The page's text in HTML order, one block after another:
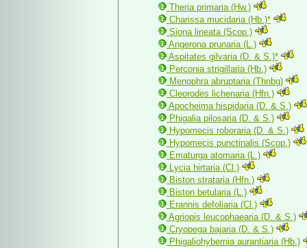
Theria primaria (Hw.)
Charissa mucidaria (Hb.)*
Siona lineata (Scop.)
Angerona prunaria (L.)
Aspitates gilvaria (D. & S.)*
Perconia strigillaria (Hb.)
Menophra abruptaria (Thnbg)
Cleorodes lichenaria (Hfn.)
Apocheima hispidaria (D. & S.)
Phigalia pilosaria (D. & S.)
Hypomecis roboraria (D. & S.)
Hypomecis punctinalis (Scop.)
Ematurga atomaria (L.)
Lycia hirtaria (Cl.)
Biston strataria (Hfn.)
Biston betularia (L.)
Erannis defoliaria (Cl.)
Agriopis leucophaearia (D. & S.)
Cryopega bajaria (D. & S.)
Phigaliohybernia aurantiaria (Hb.)